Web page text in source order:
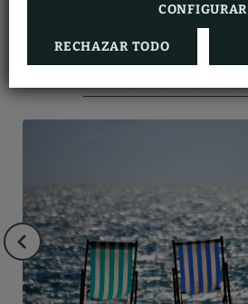
CONFIGURAR
RECHAZAR TODO